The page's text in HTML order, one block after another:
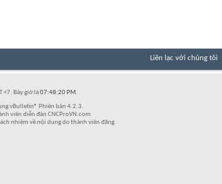
Liên lạc với chúng tôi
+7. Bây giờ là07:48:20 PM.
vBulletin® Phiên bản 4.2.3.
viên diễn đàn CNCProVN.com
nhiệm về nội dung do thành viên đăng.